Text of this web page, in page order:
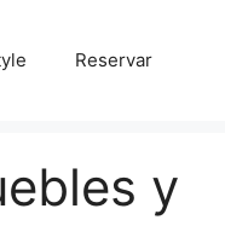
Reservar
y